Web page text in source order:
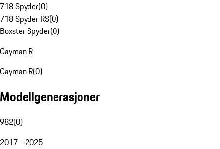
718 Spyder(0)
718 Spyder RS(0)
Boxster Spyder(0)
Cayman R
Cayman R(0)
Modellgenerasjoner
982(0)
2017 - 2025